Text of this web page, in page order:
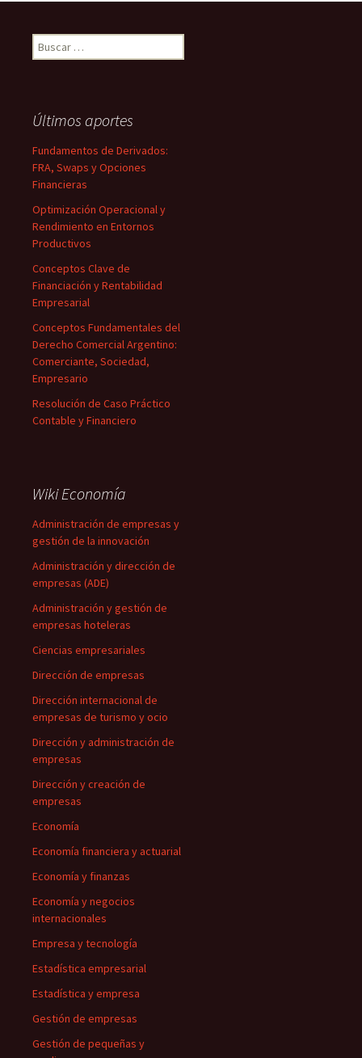
Buscar:
Últimos aportes
Fundamentos de Derivados:
FRA, Swaps y Opciones
Financieras
Optimización Operacional y
Rendimiento en Entornos
Productivos
Conceptos Clave de
Financiación y Rentabilidad
Empresarial
Conceptos Fundamentales del
Derecho Comercial Argentino:
Comerciante, Sociedad,
Empresario
Resolución de Caso Práctico
Contable y Financiero
Wiki Economía
Administración de empresas y
gestión de la innovación
Administración y dirección de
empresas (ADE)
Administración y gestión de
empresas hoteleras
Ciencias empresariales
Dirección de empresas
Dirección internacional de
empresas de turismo y ocio
Dirección y administración de
empresas
Dirección y creación de
empresas
Economía
Economía financiera y actuarial
Economía y finanzas
Economía y negocios
internacionales
Empresa y tecnología
Estadística empresarial
Estadística y empresa
Gestión de empresas
Gestión de pequeñas y